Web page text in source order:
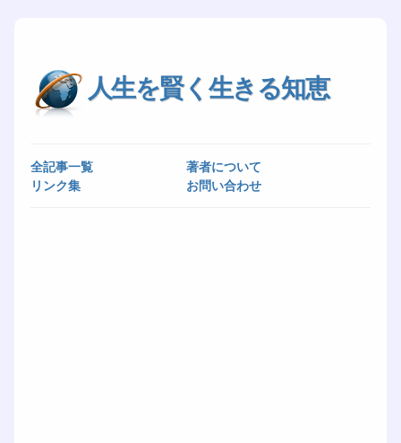
人生を賢く生きる知恵
全記事一覧
著者について
リンク集
お問い合わせ